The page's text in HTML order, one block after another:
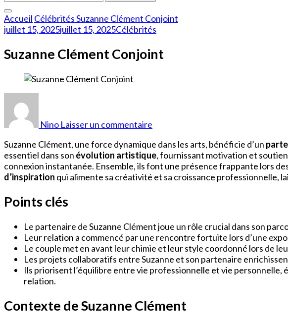
recherchiez
quelque
chose
?
Accueil CélébritésSuzanne Clément Conjoint
juillet 15, 2025juillet 15, 2025Célébrités
Suzanne Clément Conjoint
Nino Laisser un commentaire
Conjoint
Suzanne Clément, une force dynamique dans les arts, bénéficie d’un
essentiel dans son évolution artistique, fournissant motivation et
connexion instantanée. Ensemble, ils font une présence frappante lors
d’inspiration qui alimente sa créativité et sa croissance professionnelle,
Points clés
Le partenaire de Suzanne Clément joue un rôle crucial dans son
Leur relation a commencé par une rencontre fortuite lors d’une
Le couple met en avant leur chimie et leur style coordonné lors de
Les projets collaboratifs entre Suzanne et son partenaire
Ils priorisent l’équilibre entre vie professionnelle et vie
relation.
Contexte de Suzanne Clément